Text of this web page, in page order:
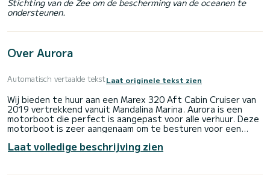
Stichting van de Zee om de bescherming van de oceanen te
ondersteunen.
Over Aurora
Automatisch vertaalde tekstLaat originele tekst zien
Wij bieden te huur aan een Marex 320 Aft Cabin Cruiser van
2019 vertrekkend vanuit Mandalina Marina. Aurora is een
motorboot die perfect is aangepast voor alle verhuur. Deze
motorboot is zeer aangenaam om te besturen voor een
De boot heeft 2 volledig uitgeruste hut(ten) en een
meter is het uw beste bondgenoot om een uitzonderlijke
Laat volledige beschrijving zien